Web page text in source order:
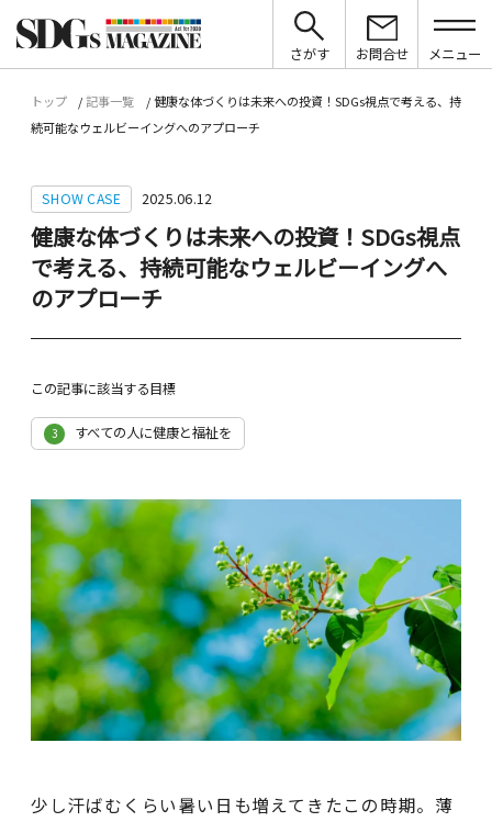
さがす お問合せ メニュー
トップ 記事一覧
健康な体づくりは未来への投資！SDGs視点で考える、持
続可能なウェルビーイングへのアプローチ
SHOW CASE 2025.06.12
健康な体づくりは未来への投資！SDGs視点
で考える、持続可能なウェルビーイングへ
のアプローチ
この記事に該当する目標
3 すべての人に健康と福祉を
少し汗ばむくらい暑い日も増えてきたこの時期。薄